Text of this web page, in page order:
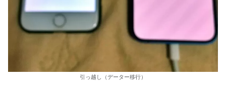
引っ越し（データー移行）